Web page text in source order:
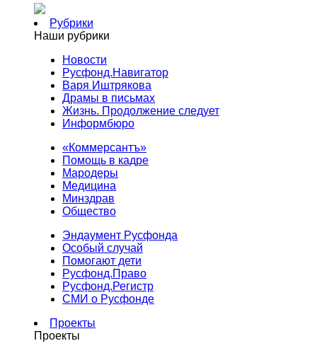
Рубрики
Наши рубрики
Новости
Русфонд.Навигатор
Варя Иштрякова
Драмы в письмах
Жизнь. Продолжение следует
Информбюро
«Коммерсантъ»
Помощь в кадре
Мародеры
Медицина
Минздрав
Общество
Эндаумент Русфонда
Особый случай
Помогают дети
Русфонд.Право
Русфонд.Регистр
СМИ о Русфонде
Проекты
Проекты